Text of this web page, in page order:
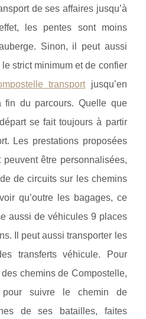
de ses affaires jusqu’à
les pentes sont moins
Sinon, il peut aussi
strict minimum et de confier
transportjusqu’en
fin du parcours. Quelle que
se fait toujours à partir
Les prestations proposées
être personnalisées,
de circuits sur les chemins
qu’outre les bagages, ce
aussi de véhicules 9 places
Il peut aussi transporter les
transferts véhicule. Pour
chemins de Compostelle,
suivre le chemin de
de ses batailles, faites